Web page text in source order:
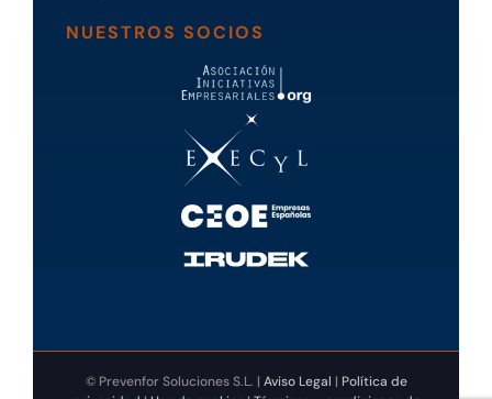
NUESTROS SOCIOS
© Prevenfor Soluciones S.L. | Aviso Legal | Política de